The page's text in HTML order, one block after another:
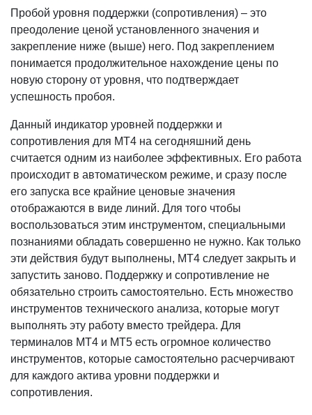
Пробой уровня поддержки (сопротивления) – это
преодоление ценой установленного значения и
закрепление ниже (выше) него. Под закреплением
понимается продолжительное нахождение цены по
новую сторону от уровня, что подтверждает
успешность пробоя.
Данный индикатор уровней поддержки и
сопротивления для MT4 на сегодняшний день
считается одним из наиболее эффективных. Его работа
происходит в автоматическом режиме, и сразу после
его запуска все крайние ценовые значения
отображаются в виде линий. Для того чтобы
воспользоваться этим инструментом, специальными
познаниями обладать совершенно не нужно. Как только
эти действия будут выполнены, MT4 следует закрыть и
запустить заново. Поддержку и сопротивление не
обязательно строить самостоятельно. Есть множество
инструментов технического анализа, которые могут
выполнять эту работу вместо трейдера. Для
терминалов МТ4 и МТ5 есть огромное количество
инструментов, которые самостоятельно расчерчивают
для каждого актива уровни поддержки и
сопротивления.